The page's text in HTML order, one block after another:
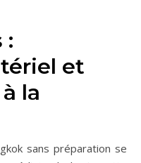
:
et
la
sans préparation se